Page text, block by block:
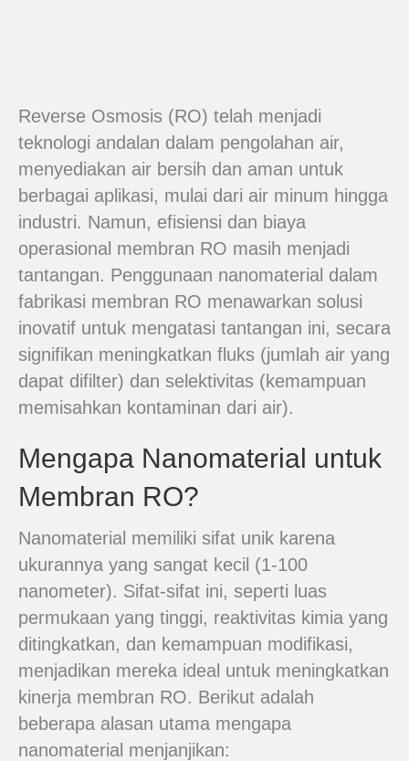
Reverse Osmosis (RO) telah menjadi
teknologi andalan dalam pengolahan air,
menyediakan air bersih dan aman untuk
berbagai aplikasi, mulai dari air minum hingga
industri. Namun, efisiensi dan biaya
operasional membran RO masih menjadi
tantangan. Penggunaan nanomaterial dalam
fabrikasi membran RO menawarkan solusi
inovatif untuk mengatasi tantangan ini, secara
signifikan meningkatkan fluks (jumlah air yang
dapat difilter) dan selektivitas (kemampuan
memisahkan kontaminan dari air).
Mengapa Nanomaterial untuk
Membran RO?
Nanomaterial memiliki sifat unik karena
ukurannya yang sangat kecil (1-100
nanometer). Sifat-sifat ini, seperti luas
permukaan yang tinggi, reaktivitas kimia yang
ditingkatkan, dan kemampuan modifikasi,
menjadikan mereka ideal untuk meningkatkan
kinerja membran RO. Berikut adalah
beberapa alasan utama mengapa
nanomaterial menjanjikan: